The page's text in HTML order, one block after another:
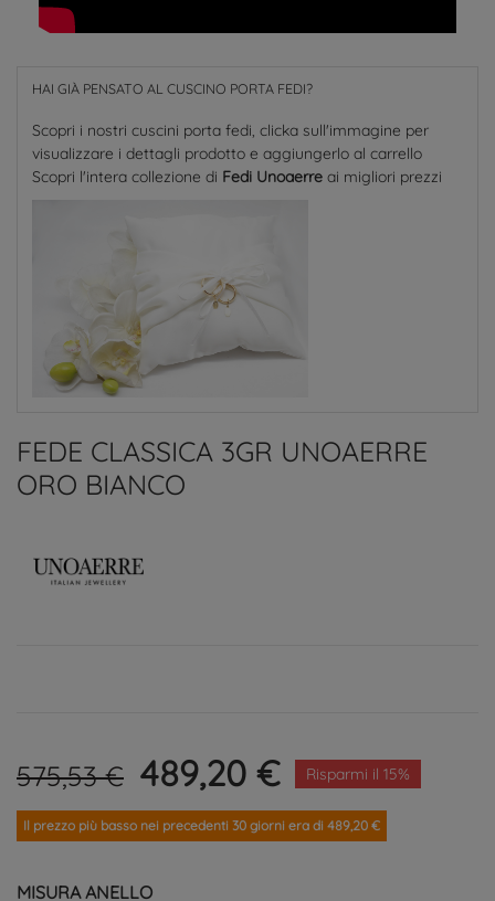
HAI GIÀ PENSATO AL CUSCINO PORTA FEDI?
Scopri i nostri cuscini porta fedi, clicka sull'immagine per
visualizzare i dettagli prodotto e aggiungerlo al carrello
Scopri l'intera collezione di Fedi Unoaerreai migliori prezzi
FEDE CLASSICA 3GR UNOAERRE
ORO BIANCO
575,53 € 489,20 € Risparmi il 15%
Il prezzo più basso nei precedenti 30 giorni era di 489,20 €
MISURA ANELLO